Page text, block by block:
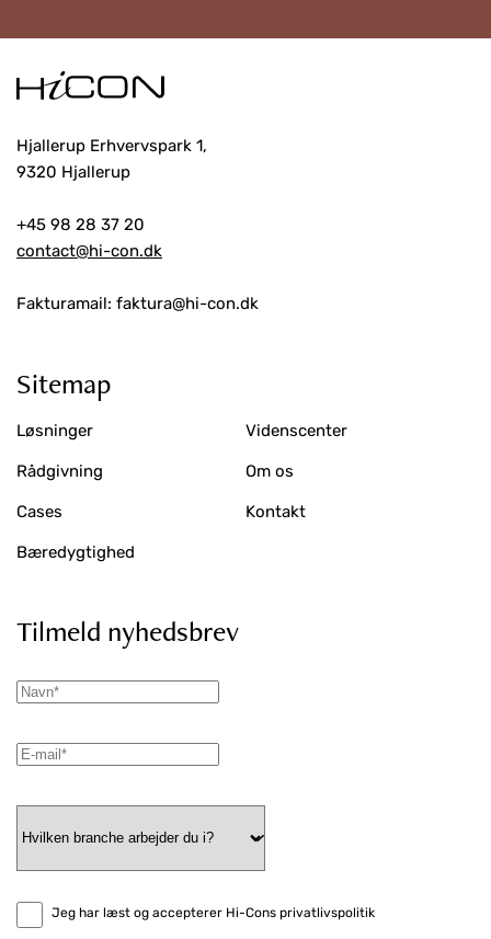
Hjallerup Erhvervspark 1,
9320 Hjallerup
+45 98 28 37 20
contact@hi-con.dk
Fakturamail: faktura@hi-con.dk
Sitemap
Løsninger
Rådgivning
Cases
Bæredygtighed
Videnscenter
Om os
Kontakt
Tilmeld nyhedsbrev
Jeg har læst og accepterer Hi-Cons privatlivspolitik